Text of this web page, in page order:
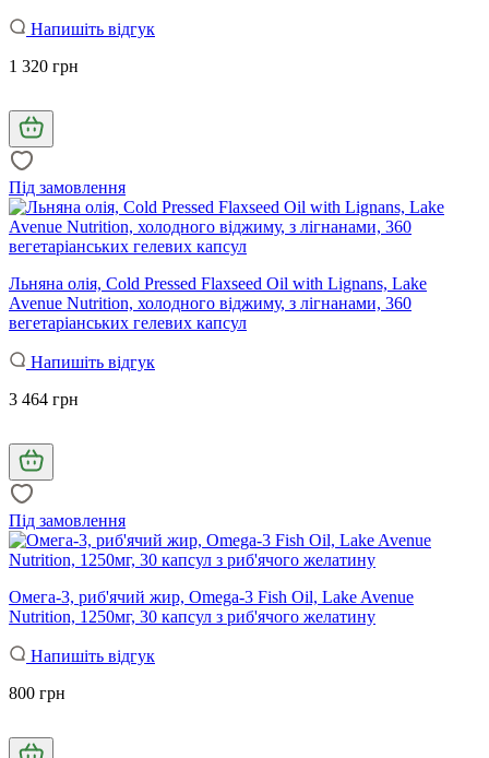
Напишіть відгук
1 320 грн
Під замовлення
Льняна олія, Cold Pressed Flaxseed Oil with Lignans, Lake
Avenue Nutrition, холодного віджиму, з лігнанами, 360
вегетаріанських гелевих капсул
Напишіть відгук
3 464 грн
Під замовлення
Омега-3, риб'ячий жир, Omega-3 Fish Oil, Lake Avenue
Nutrition, 1250мг, 30 капсул з риб'ячого желатину
Напишіть відгук
800 грн